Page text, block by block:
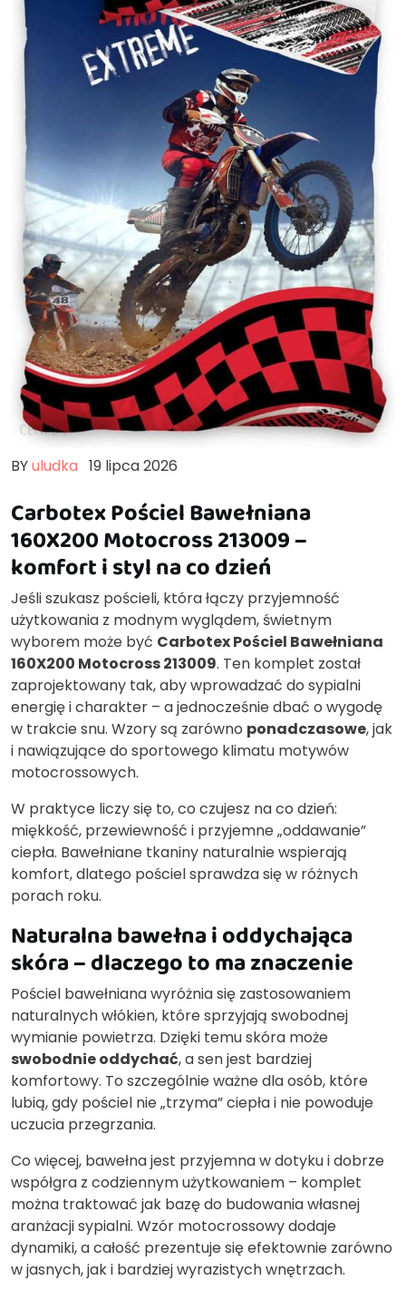
BYuludka 19 lipca 2026
Carbotex Pościel Bawełniana
160X200 Motocross 213009 –
komfort i styl na co dzień
Jeśli szukasz pościeli, która łączy przyjemność
użytkowania z modnym wyglądem, świetnym
wyborem może być Carbotex Pościel Bawełniana
160X200 Motocross 213009. Ten komplet został
zaprojektowany tak, aby wprowadzać do sypialni
energię i charakter – a jednocześnie dbać o wygodę
w trakcie snu. Wzory są zarówno ponadczasowe, jak
i nawiązujące do sportowego klimatu motywów
motocrossowych.
W praktyce liczy się to, co czujesz na co dzień:
miękkość, przewiewność i przyjemne „oddawanie”
ciepła. Bawełniane tkaniny naturalnie wspierają
komfort, dlatego pościel sprawdza się w różnych
porach roku.
Naturalna bawełna i oddychająca
skóra – dlaczego to ma znaczenie
Pościel bawełniana wyróżnia się zastosowaniem
naturalnych włókien, które sprzyjają swobodnej
wymianie powietrza. Dzięki temu skóra może
swobodnie oddychać, a sen jest bardziej
komfortowy. To szczególnie ważne dla osób, które
lubią, gdy pościel nie „trzyma” ciepła i nie powoduje
uczucia przegrzania.
Co więcej, bawełna jest przyjemna w dotyku i dobrze
współgra z codziennym użytkowaniem – komplet
można traktować jak bazę do budowania własnej
aranżacji sypialni. Wzór motocrossowy dodaje
dynamiki, a całość prezentuje się efektownie zarówno
w jasnych, jak i bardziej wyrazistych wnętrzach.